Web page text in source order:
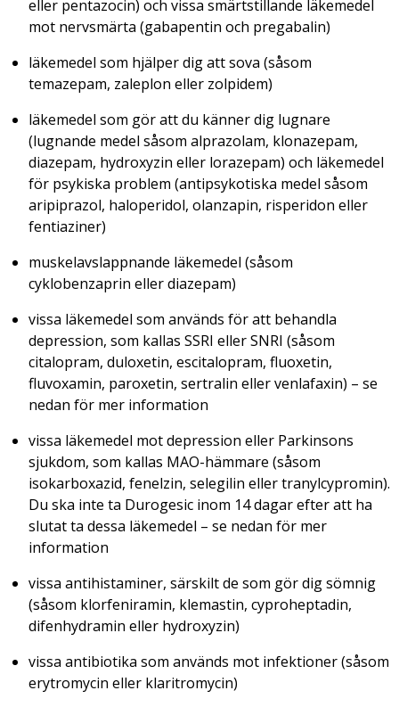
eller pentazocin) och vissa smärtstillande läkemedel
mot nervsmärta (gabapentin och pregabalin)
läkemedel som hjälper dig att sova (såsom
temazepam, zaleplon eller zolpidem)
läkemedel som gör att du känner dig lugnare
(lugnande medel såsom alprazolam, klonazepam,
diazepam, hydroxyzin eller lorazepam) och läkemedel
för psykiska problem (antipsykotiska medel såsom
aripiprazol, haloperidol, olanzapin, risperidon eller
fentiaziner)
muskelavslappnande läkemedel (såsom
cyklobenzaprin eller diazepam)
vissa läkemedel som används för att behandla
depression, som kallas SSRI eller SNRI (såsom
citalopram, duloxetin, escitalopram, fluoxetin,
fluvoxamin, paroxetin, sertralin eller venlafaxin) – se
nedan för mer information
vissa läkemedel mot depression eller Parkinsons
sjukdom, som kallas MAO-hämmare (såsom
isokarboxazid, fenelzin, selegilin eller tranylcypromin).
Du ska inte ta Durogesic inom 14 dagar efter att ha
slutat ta dessa läkemedel – se nedan för mer
information
vissa antihistaminer, särskilt de som gör dig sömnig
(såsom klorfeniramin, klemastin, cyproheptadin,
difenhydramin eller hydroxyzin)
vissa antibiotika som används mot infektioner (såsom
erytromycin eller klaritromycin)